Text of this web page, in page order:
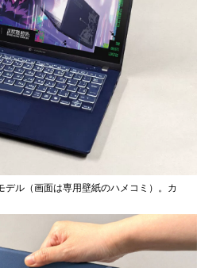
ル（画面は専用壁紙のハメコミ）。カ